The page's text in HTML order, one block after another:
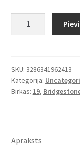
R
19
59V
SKU: 3286341962413
Kategorija:
Birkas: 19,
Apraksts